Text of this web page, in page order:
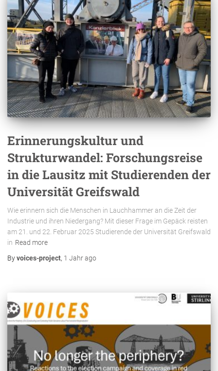
Erinnerungskultur und
Strukturwandel: Forschungsreise
in die Lausitz mit Studierenden der
Universität Greifswald
Wie erinnern sich die Menschen in Lauchhammer an die Zeit der
Industrie und ihren Niedergang? Mit dieser Frage im Gepäck reisten
am 21. und 22. Februar 2025 Studierende der Universität Greifswald
in Read more
Byvoices-project, 1 Jahrago